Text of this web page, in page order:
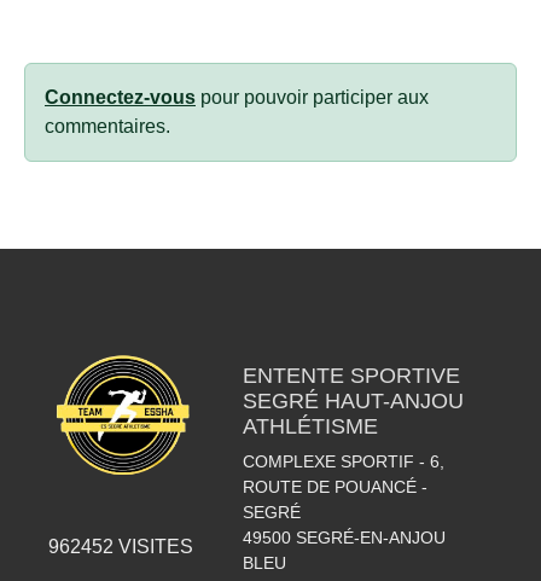
Connectez-vous pour pouvoir participer aux
commentaires.
962452 VISITES
ENTENTE SPORTIVE
SEGRÉ HAUT-ANJOU
ATHLÉTISME
COMPLEXE SPORTIF - 6,
ROUTE DE POUANCÉ -
SEGRÉ
49500 SEGRÉ-EN-ANJOU
BLEU